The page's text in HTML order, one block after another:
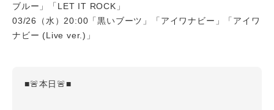
ブルー」「LET IT ROCK」
03/26（水）20:00「黒いブーツ」「アイワナビー」「アイワ
ナビー (Live ver.)」
■🚨本日🚨■